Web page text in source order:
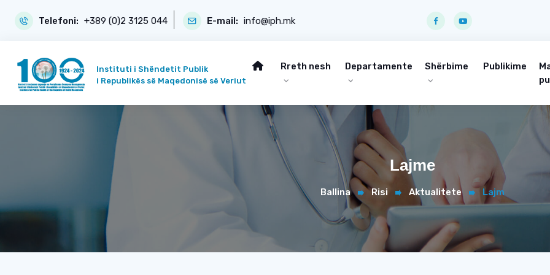
Telefoni: +389 (0)2 3125 044 E-mail: info@iph.mk
Instituti i Shëndetit Publik
i Republikës së Maqedonisë së Veriut
Rreth nesh Departamente Shërbime Publikime
Lajme
Ballina Risi Aktualitete Lajm